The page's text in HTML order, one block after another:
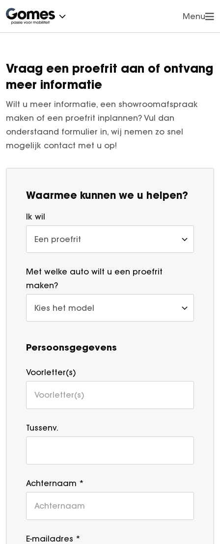
Menu
Trucks
Werkplaatsafspraak
Onderhoud
Lease
Over ons
Contact
Klachten
Nieuws
Vestigingen
Vacatures
Wie zijn wij?
Financiële zaken
Vestigingen
Acties
Vacatures
Vraag een proefrit aan of ontvang
meer informatie
Wilt u meer informatie, een showroomafspraak
maken of een proefrit inplannen? Vul dan
onderstaand formulier in, wij nemen zo snel
mogelijk contact met u op!
Waarmee kunnen we u helpen?
Ik wil
Met welke auto wilt u een proefrit
maken?
Persoonsgegevens
Voorletter(s)
Tussenv.
Achternaam *
E-mailadres *